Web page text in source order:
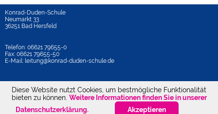
Diese Website nutzt Cookies, um bestmögliche Funktionalität
bieten zu können. Weitere Informationen finden Sie in unserer
Datenschutzerklärung.
Akzeptieren
Konrad-Duden-Schule
Neumarkt 33
36251 Bad Hersfeld
Telefon: 06621 79655-0
Fax: 06621 79655-50
E-Mail: leitung@konrad-duden-schule.de
Datenschutz Impressum